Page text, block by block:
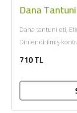
Dana
Dana tantuni eti,
Dinlendirilmiş
710 TL